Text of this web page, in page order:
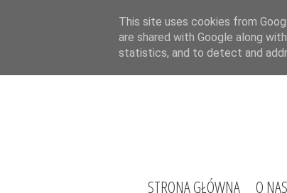
STRONA GŁÓWNA O NAS
This site uses cookies from
are shared with Google along
statistics, and to detect and